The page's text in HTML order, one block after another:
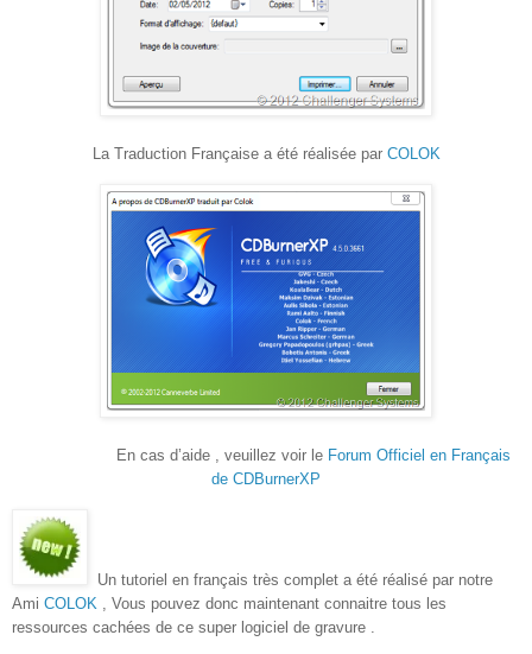
La Traduction Française a été réalisée par COLOK
En cas d’aide , veuillez voir le Forum Officiel en Français
de CDBurnerXP
Un tutoriel en français très complet a été réalisé par notre
Ami COLOK , Vous pouvez donc maintenant connaitre tous les
ressources cachées de ce super logiciel de gravure .